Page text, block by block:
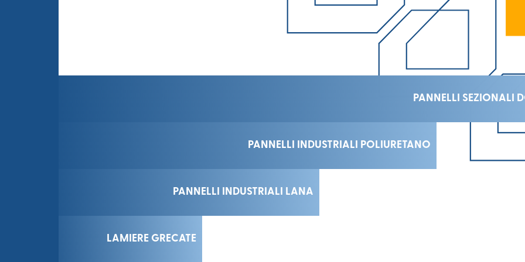
PANNELLI SEZIONALI
PANNELLI INDUSTRIALI POLIURETANO
PANNELLI INDUSTRIALI LANA
LAMIERE GRECATE